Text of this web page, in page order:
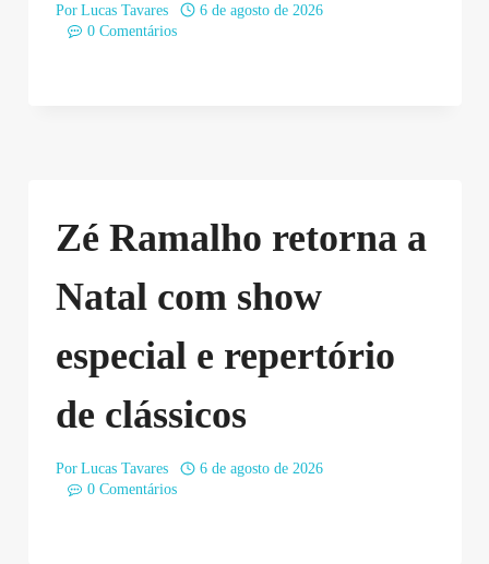
Por Lucas Tavares
6 de agosto de 2026
0 Comentários
Zé Ramalho retorna a
Natal com show
especial e repertório
de clássicos
Por Lucas Tavares
6 de agosto de 2026
0 Comentários